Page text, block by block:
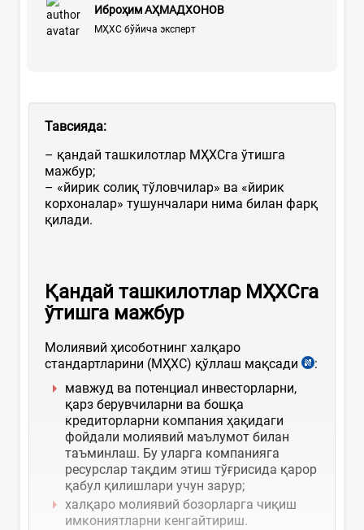
Иброҳим АҲМАДХОНОВ
МҲХС бўйича эксперт
Тавсияда:
– қандай ташкилотлар МҲХСга ўтишга
мажбур;
– «йирик солиқ тўловчилар» ва «йирик
корхоналар» тушунчалари нима билан фарқ
қилади.
Қандай ташкилотлар МҲХСга
ўтишга мажбур
Молиявий ҳисоботнинг халқаро
стандартларини (МҲХС) қўллаш мақсади
:
мавжуд ва потенциал инвесторларни,
қарз берувчиларни ва бошқа
кредиторларни компания ҳақидаги
фойдали молиявий маълумот билан
таъминлаш. Бу уларга компанияга
ресурслар тақдим этиш тўғрисида қарор
қабул қилишлари учун зарур;
халқаро молиявий бозорларга чиқиш
имкониятларни кенгайтириш.